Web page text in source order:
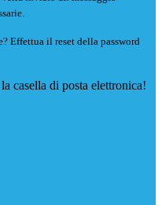
Effettua il reset della password
casella di posta elettronica!